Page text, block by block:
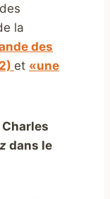
la
des
et «une
dans le